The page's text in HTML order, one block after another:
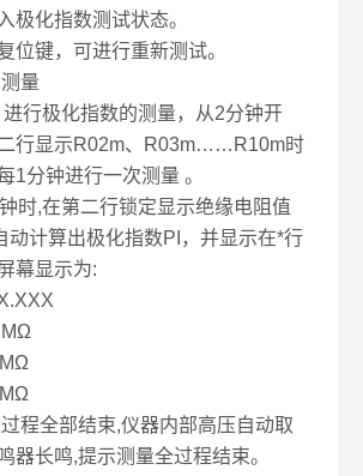
极化指数测试状态。
位键，可进行重新测试。
量
行极化指数的测量，从2分钟开
行显示R02m、R03m……R10m时
1分钟进行一次测量 。
时,在第二行锁定显示绝缘电阻值
动计算出极化指数PI，并显示在*行
幕显示为:
程全部结束,仪器内部高压自动取
器长鸣,提示测量全过程结束。